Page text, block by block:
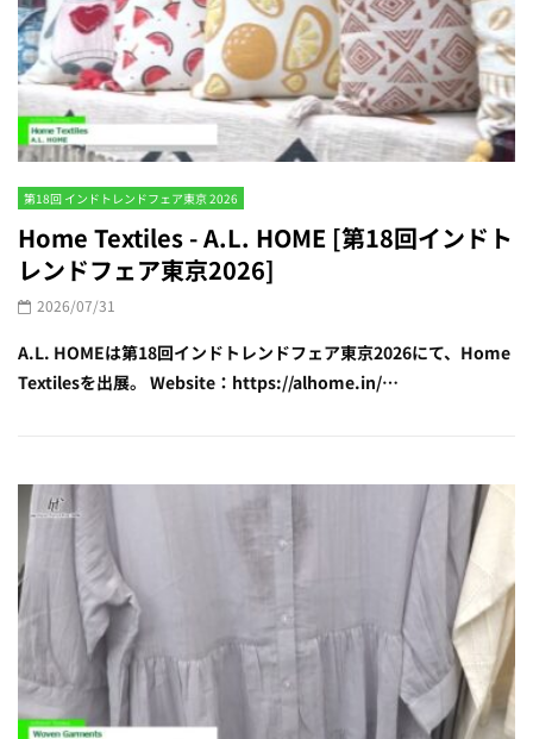
第18回 インドトレンドフェア東京 2026
Home Textiles - A.L. HOME [第18回インドト
レンドフェア東京2026]
2026/07/31
A.L. HOMEは第18回インドトレンドフェア東京2026にて、Home
Textilesを出展。 Website：https://alhome.in/…